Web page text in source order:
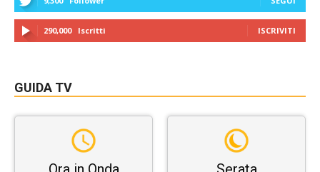
290,000 Iscritti ISCRIVITI
GUIDA TV